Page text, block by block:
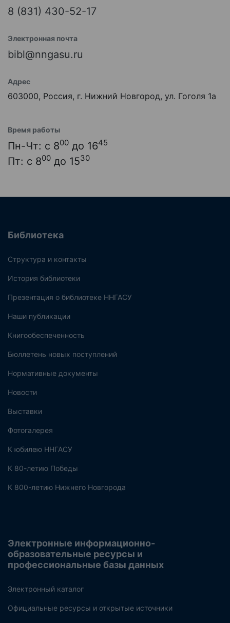
8 (831) 430-52-17
Электронная почта
bibl@nngasu.ru
Адрес
603000, Россия, г. Нижний Новгород, ул. Гоголя 1а
Время работы
Пн-Чт: с 800 до 1645
Пт: с 800 до 1530
Библиотека
Структура и контакты
История библиотеки
Презентация о библиотеке ННГАСУ
Наши публикации
Книгообеспеченность
Бюллетень новых поступлений
Нормативные документы
Новости
Выставки
Фотогалерея
К юбилею ННГАСУ
К 80-летию Победы
К 800-летию Нижнего Новгорода
Электронные информационно-
образовательные ресурсы и
профессиональные базы данных
Электронный каталог
Официальные ресурсы и открытые источники